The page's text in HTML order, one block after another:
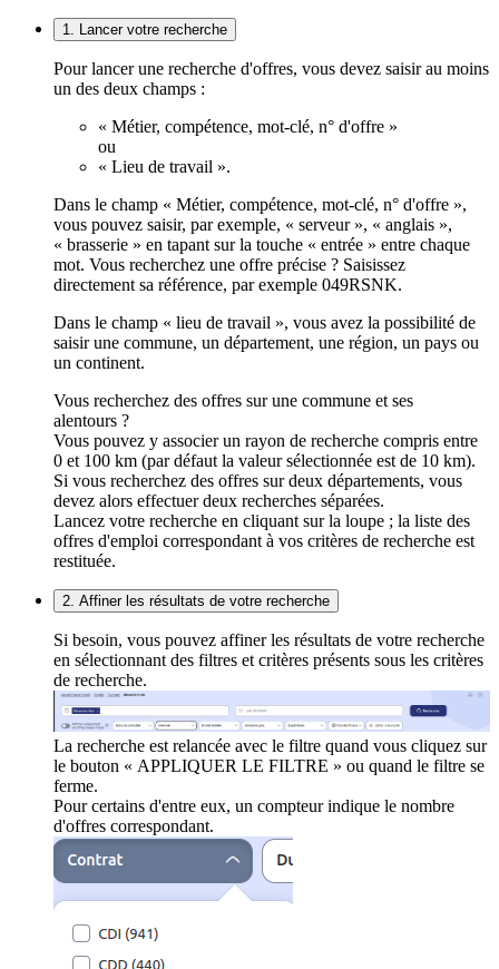
1. Lancer votre recherche
Pour lancer une recherche d'offres, vous devez saisir au moins
un des deux champs :
« Métier, compétence, mot-clé, n° d'offre »
ou
« Lieu de travail ».
Dans le champ « Métier, compétence, mot-clé, n° d'offre »,
vous pouvez saisir, par exemple, « serveur », « anglais »,
« brasserie » en tapant sur la touche « entrée » entre chaque
mot. Vous recherchez une offre précise ? Saisissez
directement sa référence, par exemple 049RSNK.
Dans le champ « lieu de travail », vous avez la possibilité de
saisir une commune, un département, une région, un pays ou
un continent.
Vous recherchez des offres sur une commune et ses
alentours ?
Vous pouvez y associer un rayon de recherche compris entre
0 et 100 km (par défaut la valeur sélectionnée est de 10 km).
Si vous recherchez des offres sur deux départements, vous
devez alors effectuer deux recherches séparées.
Lancez votre recherche en cliquant sur la loupe ; la liste des
offres d'emploi correspondant à vos critères de recherche est
restituée.
2. Affiner les résultats de votre recherche
Si besoin, vous pouvez affiner les résultats de votre recherche
en sélectionnant des filtres et critères présents sous les critères
de recherche.
La recherche est relancée avec le filtre quand vous cliquez sur
le bouton « APPLIQUER LE FILTRE » ou quand le filtre se
ferme.
Pour certains d'entre eux, un compteur indique le nombre
d'offres correspondant.